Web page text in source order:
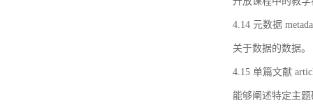
4.14 元数据
关于数据的数据。
4.15 单篇文献
能够阐述特定主